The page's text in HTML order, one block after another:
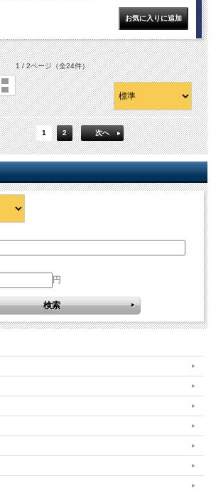
1 / 2ページ（全24件）
1 2 次へ
円